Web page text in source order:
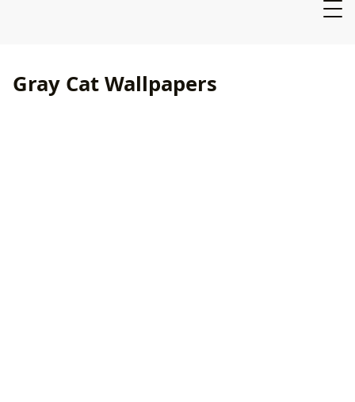
Gray Cat Wallpapers